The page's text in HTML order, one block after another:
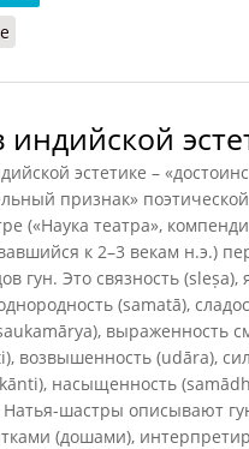
индийской
эстетике –
признак»
(«Наука театра»,
к 2–3 векам н.э.)
гун. Это связность (sleṣa),
(samatā),
выраженность
возвышенность (udāra),
насыщенность
Натья-шастры описывают
(дошами),